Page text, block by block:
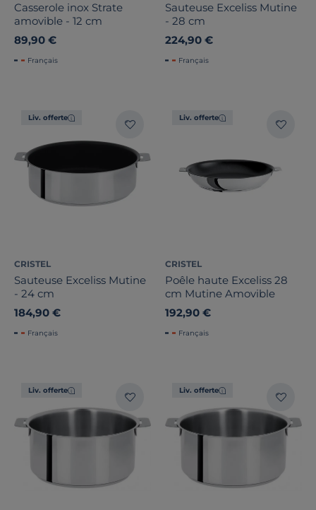
Casserole inox Strate
amovible - 12 cm
89,90 €
Français
Sauteuse Exceliss Mutine
- 28 cm
224,90 €
Français
Liv. offerte
CRISTEL
Sauteuse Exceliss Mutine
- 24 cm
184,90 €
Français
Liv. offerte
CRISTEL
Poêle haute Exceliss 28
cm Mutine Amovible
192,90 €
Français
Liv. offerte Liv. offerte